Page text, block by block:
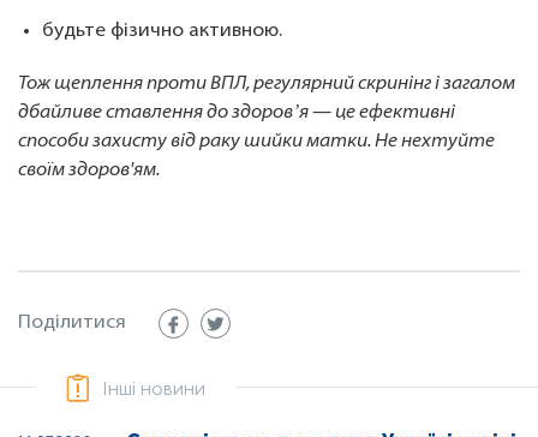
будьте фізично активною.
Тож щеплення проти ВПЛ, регулярний скринінг і загалом
дбайливе ставлення до здоровʼя — це ефективні
способи захисту від раку шийки матки. Не нехтуйте
своїм здоров'ям.
Поділитися
Інші новини